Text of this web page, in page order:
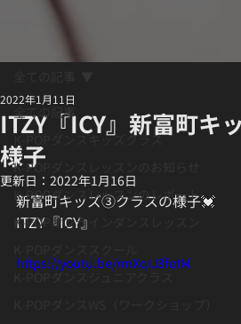
全ての記事
K-POPダンスキッズクラス
K-POPダンスレッスンのお知らせ
K-POPダンスレッスンのレポート
K-POPオンラインダンスレッスン
K-POPダンスジュニアクラス
ITZY『ICY』新富町キ
様子
2022年1月11日
更新日： 2022年1月16日
新富町キッズ③クラスの様子💓
ITZY『ICY』
https://youtu.be/rmXqIJ3fotM